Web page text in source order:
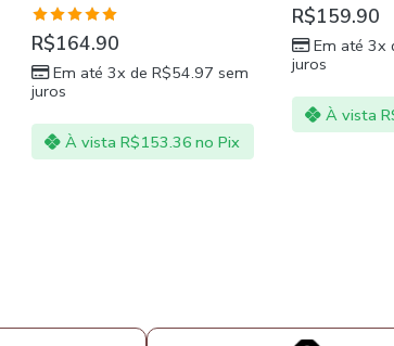
R$159.90
Em até 3x de
juros
R$149.90
Em até 3x
juros
À vista